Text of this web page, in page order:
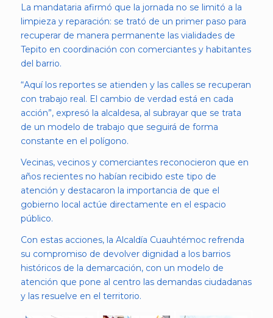
La mandataria afirmó que la jornada no se limitó a la
limpieza y reparación: se trató de un primer paso para
recuperar de manera permanente las vialidades de
Tepito en coordinación con comerciantes y habitantes
del barrio.
“Aquí los reportes se atienden y las calles se recuperan
con trabajo real. El cambio de verdad está en cada
acción”, expresó la alcaldesa, al subrayar que se trata
de un modelo de trabajo que seguirá de forma
constante en el polígono.
Vecinas, vecinos y comerciantes reconocieron que en
años recientes no habían recibido este tipo de
atención y destacaron la importancia de que el
gobierno local actúe directamente en el espacio
público.
Con estas acciones, la Alcaldía Cuauhtémoc refrenda
su compromiso de devolver dignidad a los barrios
históricos de la demarcación, con un modelo de
atención que pone al centro las demandas ciudadanas
y las resuelve en el territorio.